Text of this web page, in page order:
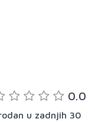
0.0
u zadnjih 30